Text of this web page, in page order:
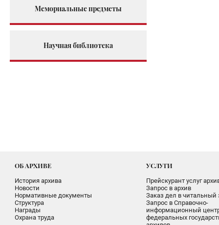
Мемориальные предметы
Научная библиотека
ОБ АРХИВЕ
История архива
Новости
Нормативные документы
Структура
Награды
Охрана труда
УСЛУГИ
Прейскурант услуг
Запрос в архив
Заказ дел в читальный
Запрос в Справочно-
информационный
федеральных